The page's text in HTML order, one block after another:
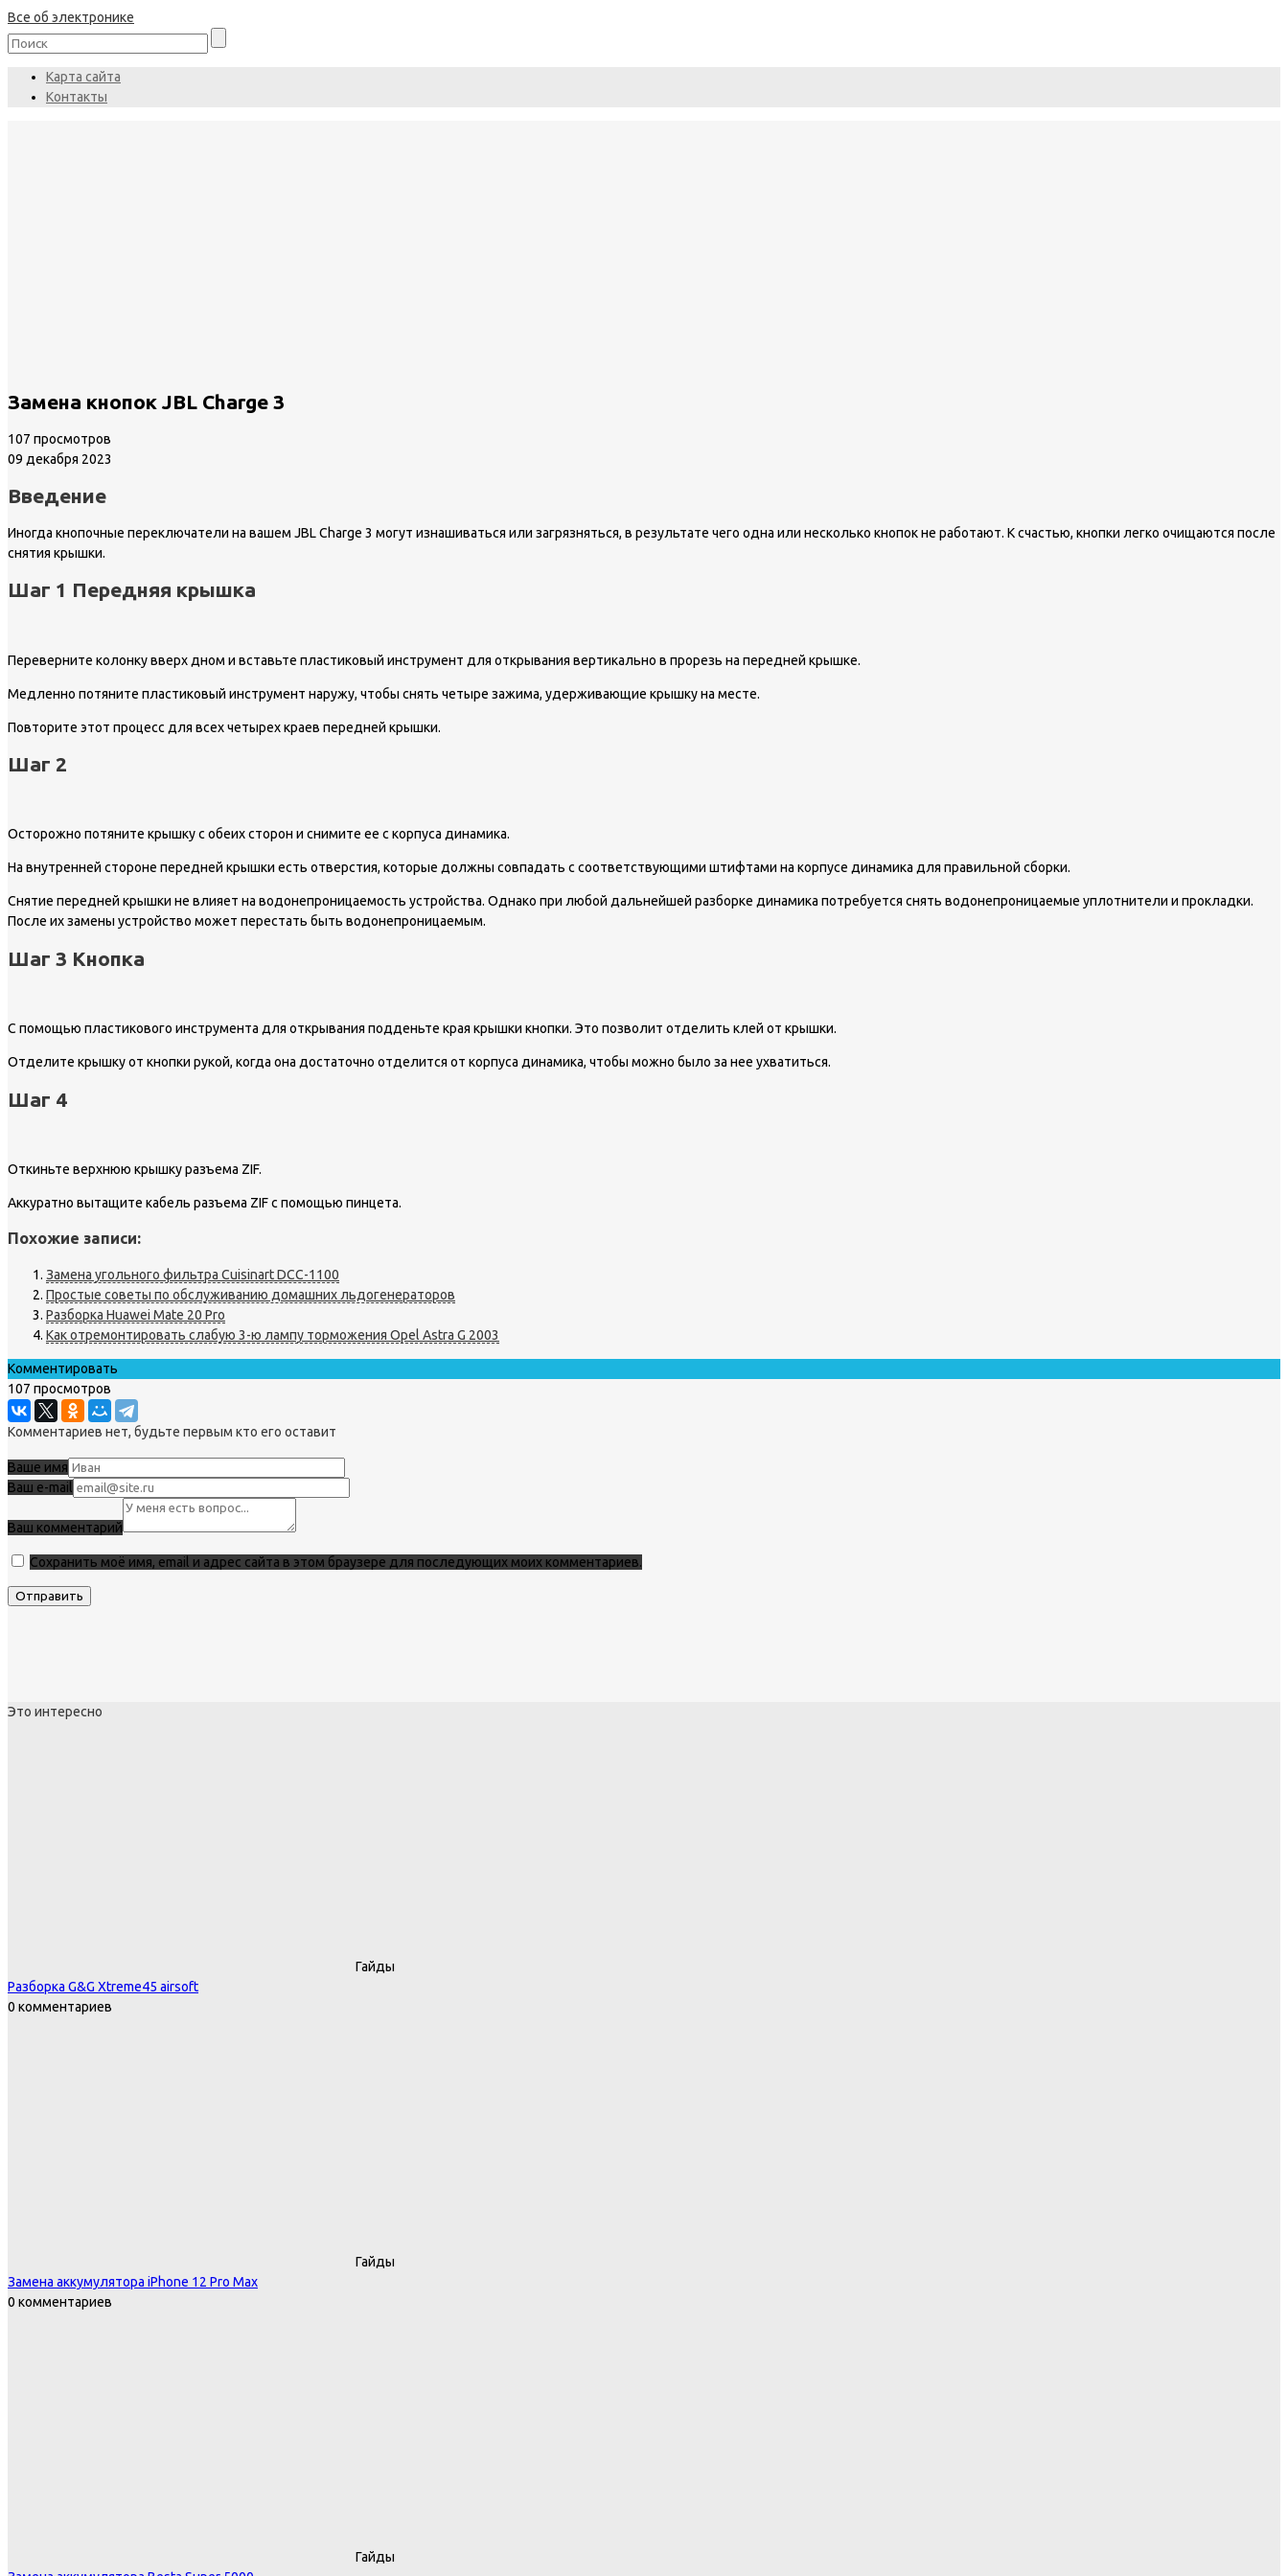
Все об электронике
Карта сайта
Контакты
Замена кнопок JBL Charge 3
107 просмотров
09 декабря 2023
Введение
Иногда кнопочные переключатели на вашем JBL Charge 3 могут изнашиваться или загрязняться, в результате чего одна или несколько кнопок не работают. К счастью, кнопки легко очищаются после
снятия крышки.
Шаг 1 Передняя крышка
Переверните колонку вверх дном и вставьте пластиковый инструмент для открывания вертикально в прорезь на передней крышке.
Медленно потяните пластиковый инструмент наружу, чтобы снять четыре зажима, удерживающие крышку на месте.
Повторите этот процесс для всех четырех краев передней крышки.
Шаг 2
Осторожно потяните крышку с обеих сторон и снимите ее с корпуса динамика.
На внутренней стороне передней крышки есть отверстия, которые должны совпадать с соответствующими штифтами на корпусе динамика для правильной сборки.
Снятие передней крышки не влияет на водонепроницаемость устройства. Однако при любой дальнейшей разборке динамика потребуется снять водонепроницаемые уплотнители и прокладки.
После их замены устройство может перестать быть водонепроницаемым.
Шаг 3 Кнопка
С помощью пластикового инструмента для открывания подденьте края крышки кнопки. Это позволит отделить клей от крышки.
Отделите крышку от кнопки рукой, когда она достаточно отделится от корпуса динамика, чтобы можно было за нее ухватиться.
Шаг 4
Откиньте верхнюю крышку разъема ZIF.
Аккуратно вытащите кабель разъема ZIF с помощью пинцета.
Похожие записи:
Замена угольного фильтра Cuisinart DCC-1100
Простые советы по обслуживанию домашних льдогенераторов
Разборка Huawei Mate 20 Pro
Как отремонтировать слабую 3-ю лампу торможения Opel Astra G 2003
Комментировать
107 просмотров
Комментариев нет, будьте первым кто его оставит
Ваше имя
Ваш e-mail
Ваш комментарий
Сохранить моё имя, email и адрес сайта в этом браузере для последующих моих комментариев.
Это интересно
Гайды
Разборка G&G Xtreme45 airsoft
0 комментариев
Гайды
Замена аккумулятора iPhone 12 Pro Max
0 комментариев
Гайды